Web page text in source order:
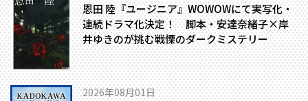
恩田 陸『ユージニア』WOWOWにて実写化・
連続ドラマ化決定！ 脚本・安達奈緒子×岸
井ゆきのが挑む戦慄のダークミステリー
2026年08月01日